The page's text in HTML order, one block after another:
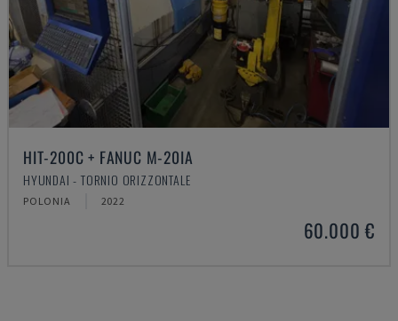
HIT-200C + FANUC M-20IA
HYUNDAI - TORNIO ORIZZONTALE
POLONIA 2022
60.000 €